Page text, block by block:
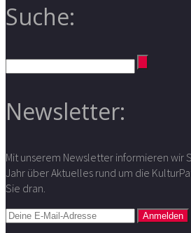
Suche:
Newsletter:
Mit unserem Newsletter informieren wir
Jahr über Aktuelles rund um die
Sie dran.